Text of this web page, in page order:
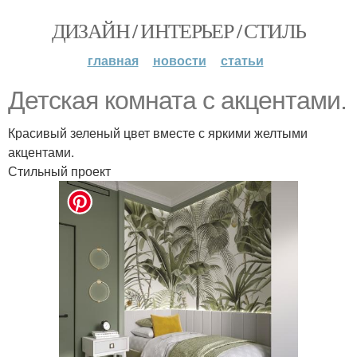
ДИЗАЙН / ИНТЕРЬЕР / СТИЛЬ
главная новости статьи
Детская комната с акцентами.
Красивый зеленый цвет вместе с яркими желтыми
акцентами.
Стильный проект